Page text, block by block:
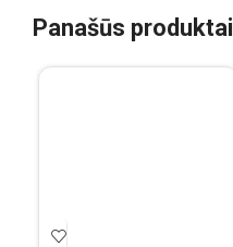
Panašūs produktai